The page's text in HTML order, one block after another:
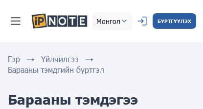
Монгол БҮРТГҮҮЛЭХ
Гэр
Үйлчилгээ
Барааны тэмдгийн бүртгэл
Барааны тэмдэгээ